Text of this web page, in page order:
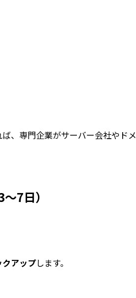
、 専門企業がサーバー会社やドメ
7日）
アップします。